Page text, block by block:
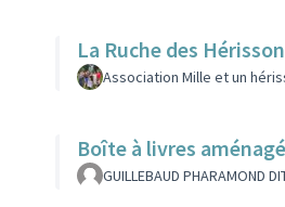
La Ruche des
Association Mille et un
Boîte à livres
GUILLEBAUD PHARAMOND